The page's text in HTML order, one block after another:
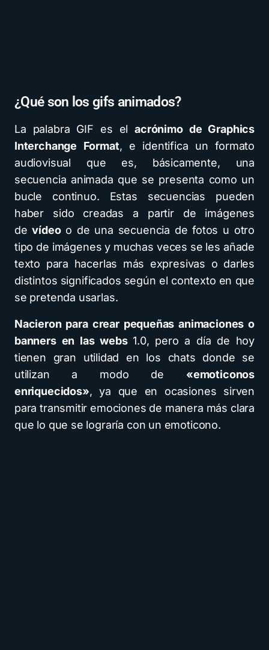
¿Qué son los gifs animados?
La palabra GIF es elacrónimo de Graphics
Interchange Format, e identifica un formato
audiovisual que es, básicamente, una
secuencia animada que se presenta como un
bucle continuo. Estas secuencias pueden
haber sido creadas a partir de imágenes
devídeoo de una secuencia de fotos u otro
tipo de imágenes y muchas veces se les añade
texto para hacerlas más expresivas o darles
distintos significados según el contexto en que
se pretenda usarlas.
Nacieron para crear pequeñas animaciones o
banners en las webs1.0, pero a día de hoy
tienen gran utilidad en los chats donde se
utilizan a modo de «emoticonos
enriquecidos», ya que en ocasiones sirven
para transmitir emociones de manera más clara
que lo que se lograría con un emoticono.